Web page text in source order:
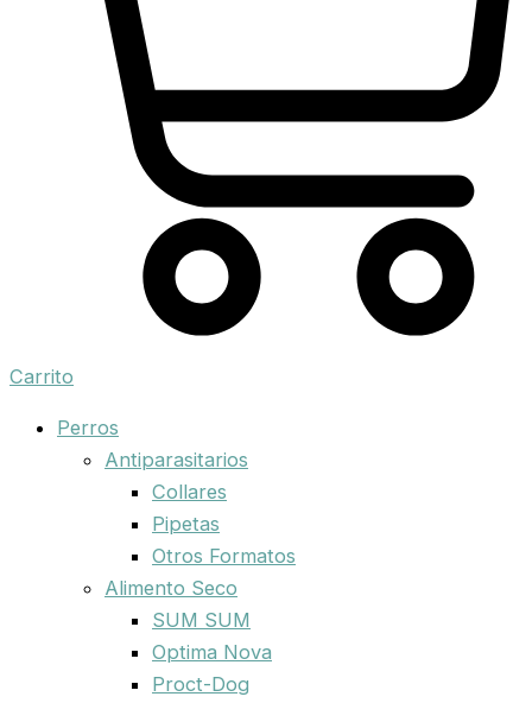
Carrito
Perros
Antiparasitarios
Collares
Pipetas
Otros Formatos
Alimento Seco
SUM SUM
Optima Nova
Proct-Dog